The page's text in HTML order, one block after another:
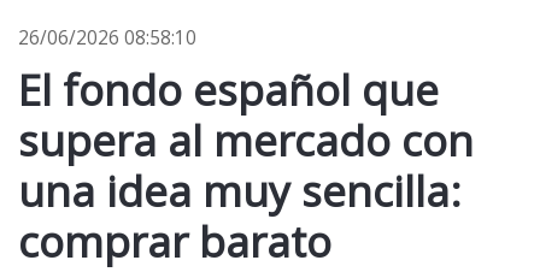
26/06/2026 08:58:10
El fondo español que
supera al mercado con
una idea muy sencilla:
comprar barato